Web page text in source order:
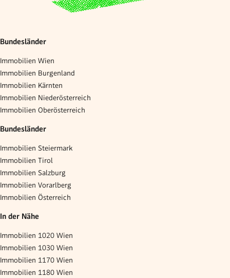
Bundesländer
Immobilien Wien
Immobilien Burgenland
Immobilien Kärnten
Immobilien Niederösterreich
Immobilien Oberösterreich
Bundesländer
Immobilien Steiermark
Immobilien Tirol
Immobilien Salzburg
Immobilien Vorarlberg
Immobilien Österreich
In der Nähe
Immobilien 1020 Wien
Immobilien 1030 Wien
Immobilien 1170 Wien
Immobilien 1180 Wien